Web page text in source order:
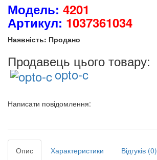
Модель: 4201
Артикул: 1037361034
Наявність: Продано
Продавець цього товару:
opto-c
Написати повідомлення:
Опис Характеристики
Відгуків (0)